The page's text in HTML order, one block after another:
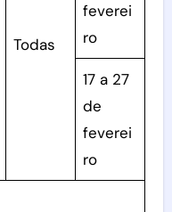
Todas
feverei
ro
17 a 27
de
feverei
ro